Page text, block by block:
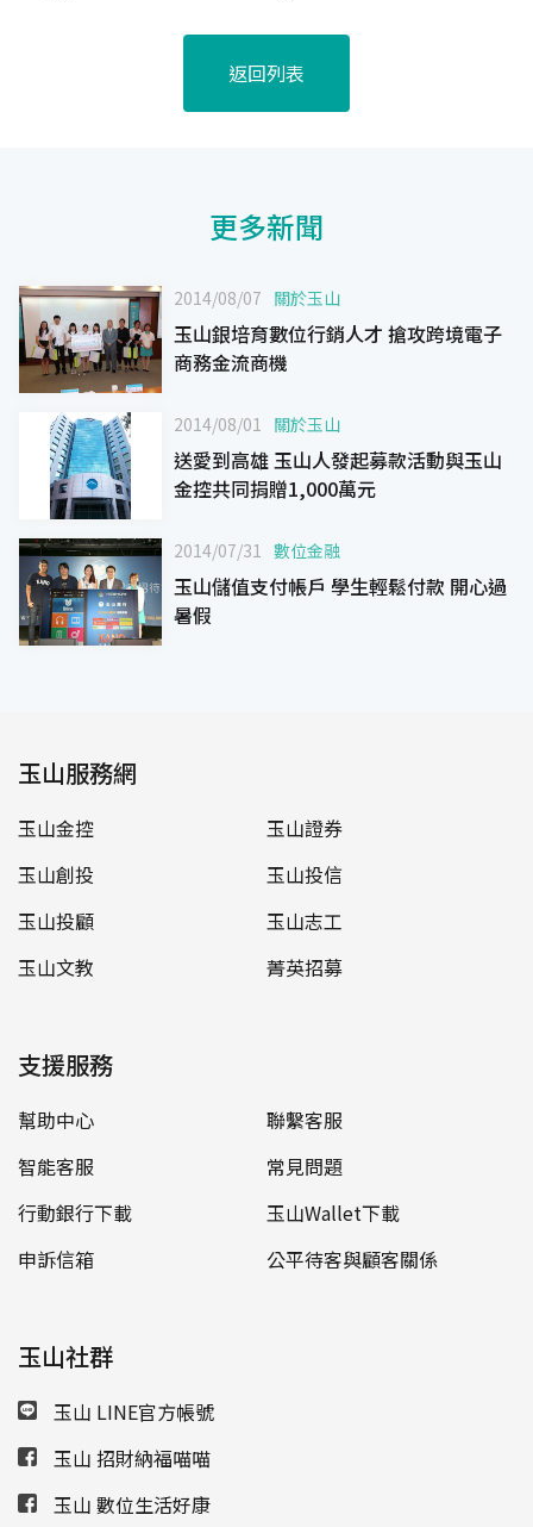
返回列表
更多新聞
2014/08/07 關於玉山
玉山銀培育數位行銷人才 搶攻跨境電子
商務金流商機
2014/08/01 關於玉山
送愛到高雄 玉山人發起募款活動與玉山
金控共同捐贈1,000萬元
2014/07/31 數位金融
玉山儲值支付帳戶 學生輕鬆付款 開心過
暑假
玉山服務網
玉山金控
玉山證券
玉山創投
玉山投信
玉山投顧
玉山志工
玉山文教
菁英招募
支援服務
幫助中心
聯繫客服
智能客服
常見問題
行動銀行下載
玉山Wallet下載
申訴信箱
公平待客與顧客關係
玉山社群
玉山 LINE官方帳號
玉山 招財納福喵喵
玉山 數位生活好康